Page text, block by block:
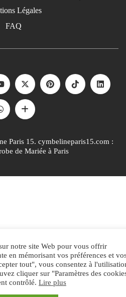
Légales
FAQ
Paris 15. cymbelineparis15.com :
de Mariée à Paris
notre site Web pour vous offrir
en mémorisant vos préférences et
tout", vous consentez à
cliquer sur "Paramètres des
contrôlé. Lire plus